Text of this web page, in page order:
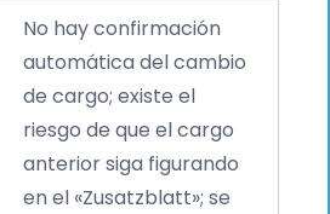
No hay confirmación
automática del cambio
de cargo; existe el
riesgo de que el cargo
anterior siga figurando
en el «Zusatzblatt»; se